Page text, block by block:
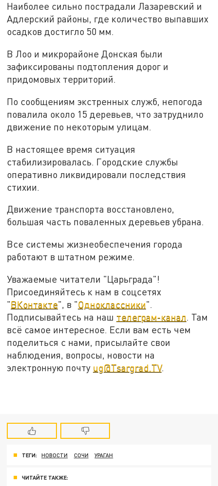
Наиболее сильно пострадали Лазаревский и
Адлерский районы, где количество выпавших
осадков достигло 50 мм.
В Лоо и микрорайоне Донская были
зафиксированы подтопления дорог и
придомовых территорий.
По сообщениям экстренных служб, непогода
повалила около 15 деревьев, что затруднило
движение по некоторым улицам.
В настоящее время ситуация
стабилизировалась. Городские службы
оперативно ликвидировали последствия
стихии.
Движение транспорта восстановлено,
большая часть поваленных деревьев убрана.
Все системы жизнеобеспечения города
работают в штатном режиме.
Уважаемые читатели "Царьграда"!
Присоединяйтесь к нам в соцсетях
"ВКонтакте", в "Одноклассники".
Подписывайтесь на наш телеграм-канал . Там
всё самое интересное. Если вам есть чем
поделиться с нами, присылайте свои
наблюдения, вопросы, новости на
электронную почту ug@Tsargrad.TV.
ТЕГИ: НОВОСТИ СОЧИ УРАГАН
ЧИТАЙТЕ ТАКЖЕ: